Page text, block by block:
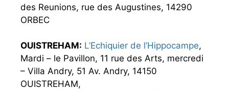
des Reunions, rue des Augustines, 14290
ORBEC
OUISTREHAM: L’Echiquier de l’Hippocampe,
Mardi – le Pavillon, 11 rue des Arts, mercredi
– Villa Andry, 51 Av. Andry, 14150
OUISTREHAM,